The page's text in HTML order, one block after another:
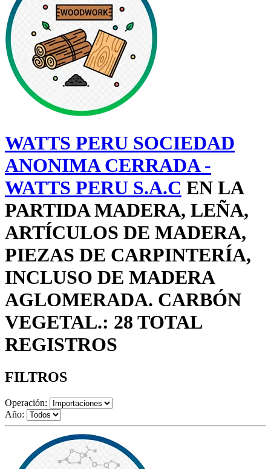
WATTS PERU SOCIEDAD
ANONIMA CERRADA -
WATTS PERU S.A.C EN LA
PARTIDA MADERA, LEÑA,
ARTÍCULOS DE MADERA,
PIEZAS DE CARPINTERÍA,
INCLUSO DE MADERA
AGLOMERADA. CARBÓN
VEGETAL.: 28 TOTAL
REGISTROS
FILTROS
Operación:
Año: